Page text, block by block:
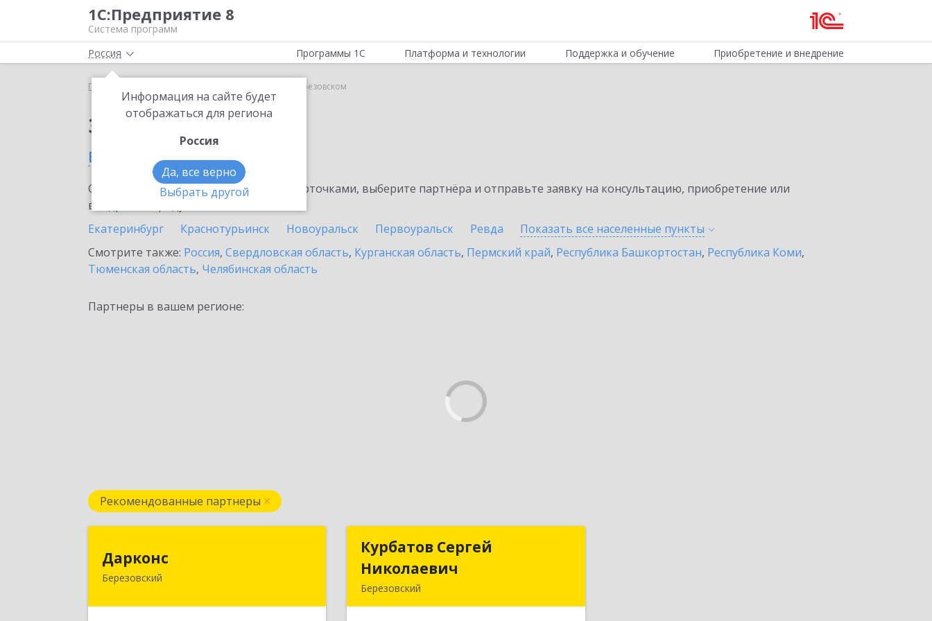
1С:Предприятие 8
Система программ
Россия
Информация на сайте будет
отображаться для региона
Россия
Да, все верно
Выбрать другой
Программы 1С Платформа и технологии Поддержка и обучение Приобретение и внедрение
Главная ЮKassa в Березовском
Заказать ЮKassa
в Березовском
Ознакомьтесь с информационными карточками, выберите партнёра и отправьте заявку на консультацию, приобретение или
внедрение продукта.
Екатеринбург
Краснотурьинск Новоуральск Первоуральск Ревда Показать все населенные пункты
Смотрите также: Россия, Свердловская область, Курганская область, Пермский край, Республика Башкортостан, Республика Коми,
Тюменская область, Челябинская область
Партнеры в вашем регионе:
Рекомендованные партнеры
Дарконс
Березовский
Курбатов Сергей
Николаевич
Березовский
Курбатов Сергей